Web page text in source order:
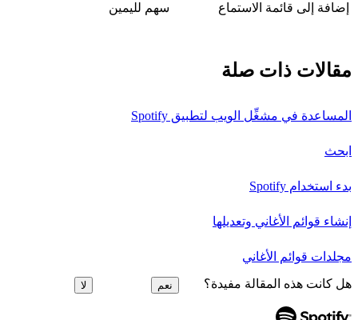
إضافة إلى قائمة الاستماع سهم لليمين
مقالات ذات صلة
المساعدة في مشغِّل الويب لتطبيق Spotify
ابحث
بدء استخدام Spotify
إنشاء قوائم الأغاني وتعديلها
مجلدات قوائم الأغاني
هل كانت هذه المقالة مفيدة؟ نعم لا